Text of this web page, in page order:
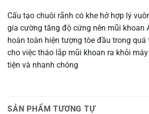
Cấu tạo chuôi rãnh có khe hở hợp lý
gia cường tăng độ cứng nên mũi khoan
hoàn toàn hiện tượng tòe đầu trong quá
cho việc tháo lắp mũi khoan ra khỏi
tiện và nhanh chóng
SẢN PHẨM TƯƠNG TỰ